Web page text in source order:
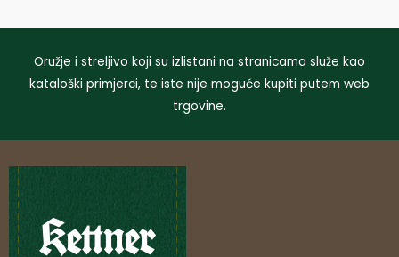
Oružje i streljivo koji su izlistani na stranicama služe kao
kataloški primjerci, te iste nije moguće kupiti putem web
trgovine.